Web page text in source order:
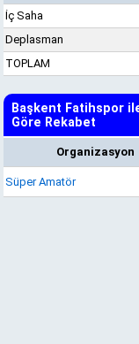
İç Saha
Deplasman
TOPLAM
Başkent Fatihspor
Göre Rekabet
Organizasyon
Süper Amatör